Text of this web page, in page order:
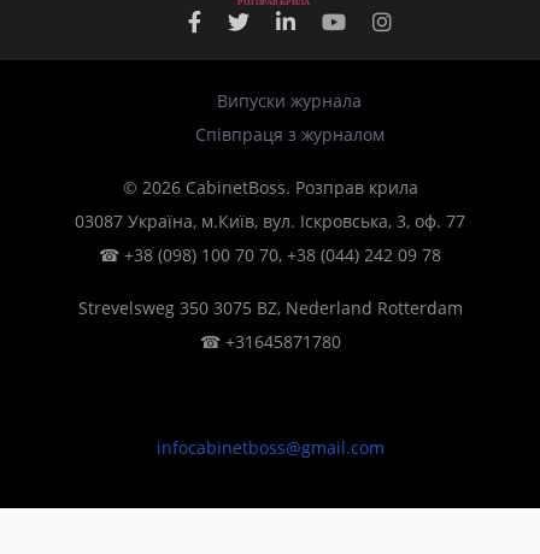
Випуски журнала
Співпраця з журналом
© 2026 CabinetBoss. Розправ крила
03087 Україна, м.Київ, вул. Іскровська, 3, оф. 77
☎ +38 (098) 100 70 70, +38 (044) 242 09 78
Strevelsweg 350 3075 BZ, Nederland Rotterdam
☎ +31645871780
infocabinetboss@gmail.com